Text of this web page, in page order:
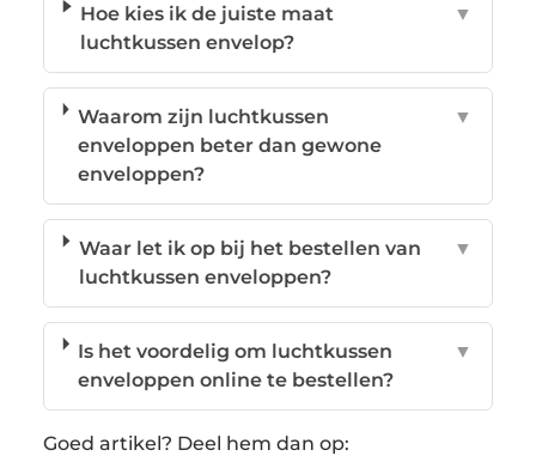
Hoe kies ik de juiste maat
luchtkussen envelop?
▼
Waarom zijn luchtkussen
enveloppen beter dan gewone
enveloppen?
▼
Waar let ik op bij het bestellen van
luchtkussen enveloppen?
▼
Is het voordelig om luchtkussen
enveloppen online te bestellen?
▼
Goed artikel? Deel hem dan op: